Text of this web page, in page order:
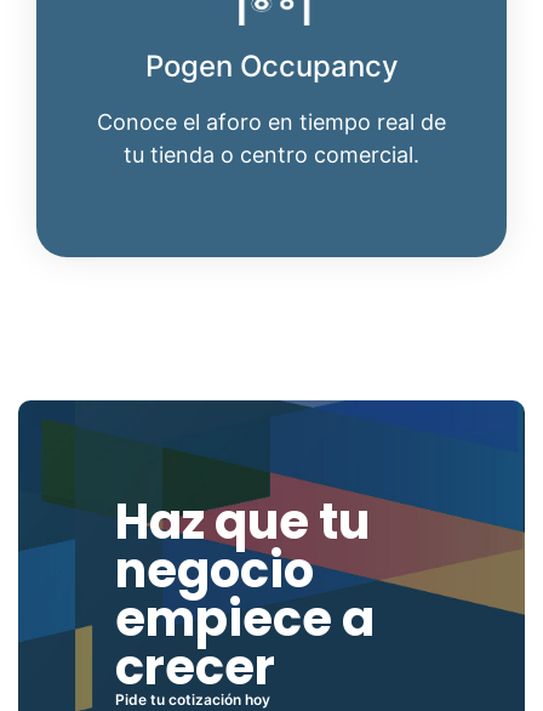
Pogen Occupancy
Conoce el aforo en tiempo real de
tu tienda o centro comercial.
Haz que tu
negocio
empiece a
crecer
Pide tu cotización hoy